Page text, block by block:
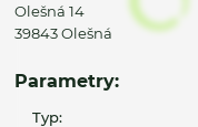
Olešná 14
39843 Olešná
Parametry:
Typ: